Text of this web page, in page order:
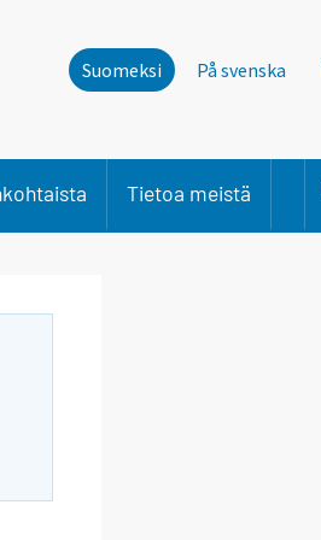
Suomeksi På svenska
Tietoa meistä